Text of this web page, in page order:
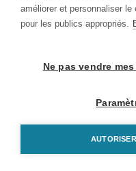
améliorer et personnaliser
pour les publics appropriés.
Ne pas vendre